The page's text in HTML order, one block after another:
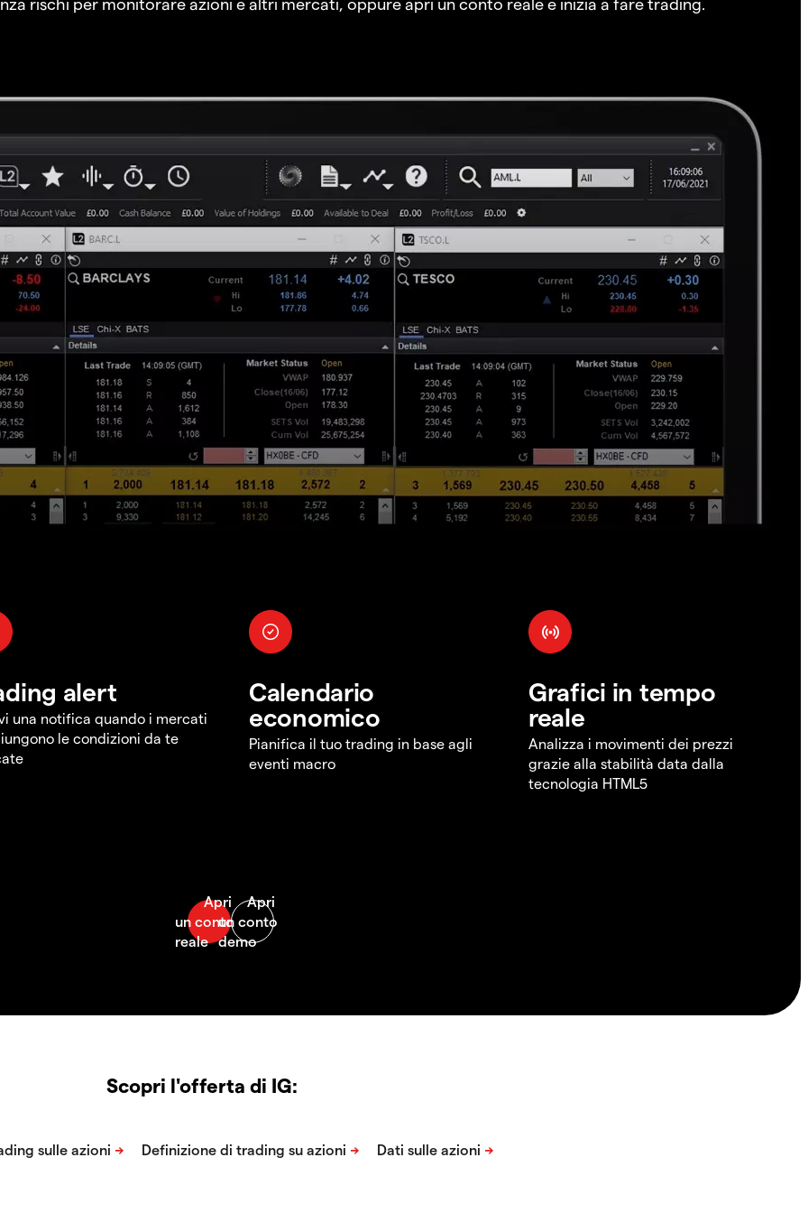
alert
una notifica quando i mercati
le condizioni da te
Calendario
economico
Pianifica il tuo trading in base agli
eventi macro
Grafici in tempo
reale
Analizza i movimenti dei prezzi
grazie alla stabilità data dalla
tecnologia HTML5
Scopri l'offerta di IG: